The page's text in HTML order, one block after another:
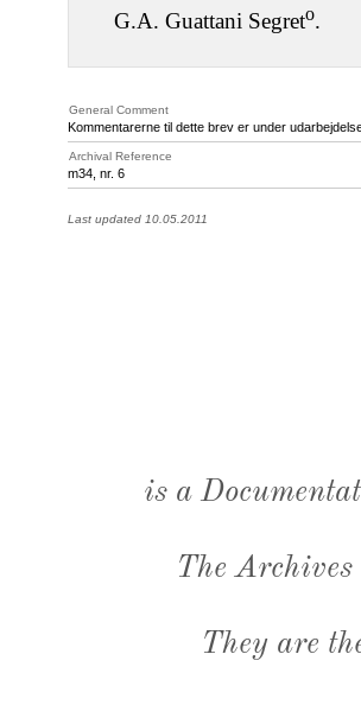
G.A. Guattani Segreto.
General Comment
Kommentarerne til dette brev er under
Archival Reference
m34, nr. 6
Last updated 10.05.2011
is a
The
They are